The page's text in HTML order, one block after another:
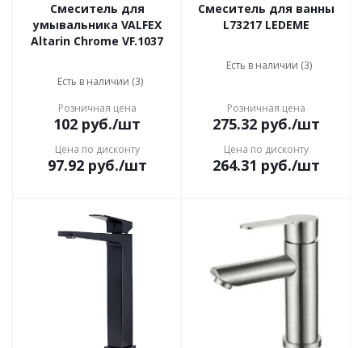
Смеситель для
умывальника VALFEX
Altarin Сhrome VF.1037
Есть в наличии (3)
Розничная цена
102 руб./шт
Цена по дисконту
97.92руб./шт
Смеситель для ванны
L73217 LEDEME
Есть в наличии (3)
Розничная цена
275.32руб./шт
Цена по дисконту
264.31 руб./шт